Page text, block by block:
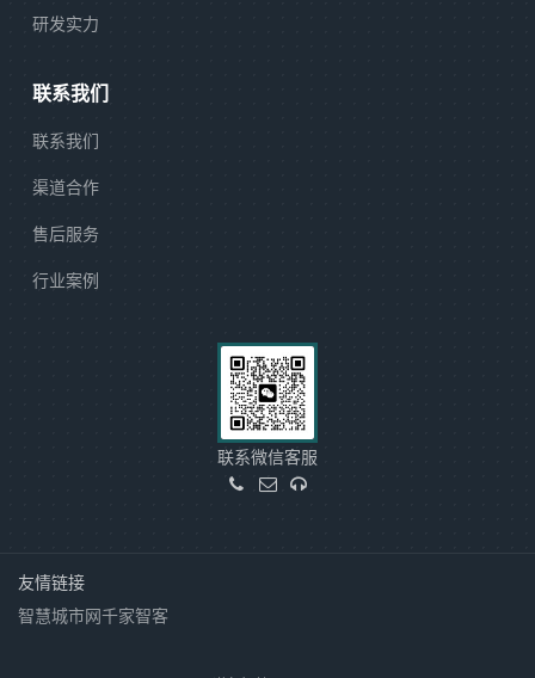
研发实力
联系我们
联系我们
渠道合作
售后服务
行业案例
联系微信客服
友情链接
智慧城市网千家智客